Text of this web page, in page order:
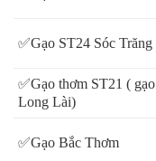
✅Gạo ST24 Sóc Trăng
✅Gạo thơm ST21 ( gạo
Long Lài)
✅Gạo Bắc Thơm